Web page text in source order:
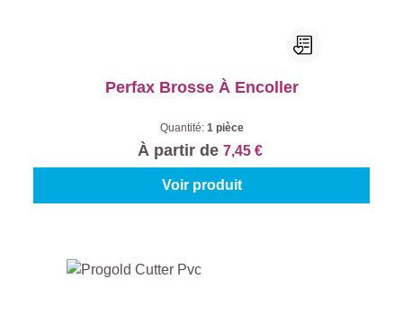
Perfax Brosse À Encoller
Quantité: 1 pièce
À partir de 7,45 €
Voir produit